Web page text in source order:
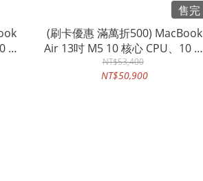
核
售完
(刷卡優惠 滿萬折500) MacBook
Air 13吋 M5 10 核心 CPU、10 核
心 GPU、16 核心神經網路引擎
16G / 1TB
NT$53,400
NT$50,900